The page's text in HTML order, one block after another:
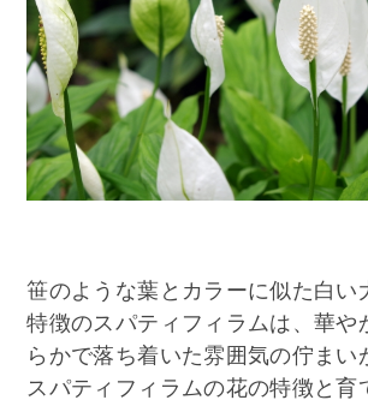
笹のような葉とカラーに似た白い
特徴のスパティフィラムは、華や
らかで落ち着いた雰囲気の佇まい
スパティフィラムの花の特徴と育